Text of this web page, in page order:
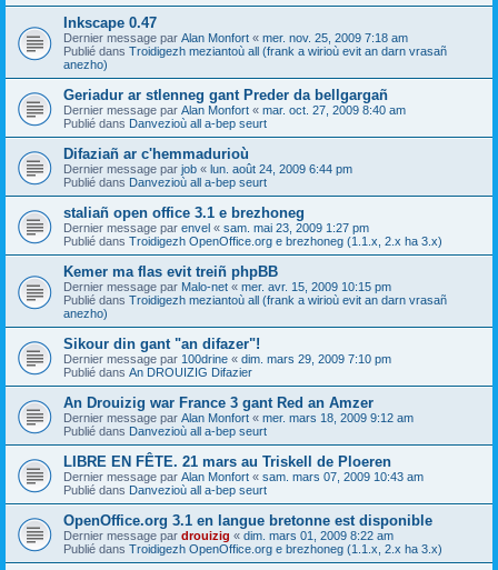
Inkscape 0.47
Dernier message par Alan Monfort « mer. nov. 25, 2009 7:18 am
Publié dans Troidigezh meziantoù all (frank a wirioù evit an darn vrasañ
anezho)
Geriadur ar stlenneg gant Preder da bellgargañ
Dernier message par Alan Monfort « mar. oct. 27, 2009 8:40 am
Publié dans Danvezioù all a-bep seurt
Difaziañ ar c'hemmadurioù
Dernier message par job « lun. août 24, 2009 6:44 pm
Publié dans Danvezioù all a-bep seurt
staliañ open office 3.1 e brezhoneg
Dernier message par envel « sam. mai 23, 2009 1:27 pm
Publié dans Troidigezh OpenOffice.org e brezhoneg (1.1.x, 2.x ha 3.x)
Kemer ma flas evit treiñ phpBB
Dernier message par Malo-net « mer. avr. 15, 2009 10:15 pm
Publié dans Troidigezh meziantoù all (frank a wirioù evit an darn vrasañ
anezho)
Sikour din gant "an difazer"!
Dernier message par 100drine « dim. mars 29, 2009 7:10 pm
Publié dans An DROUIZIG Difazier
An Drouizig war France 3 gant Red an Amzer
Dernier message par Alan Monfort « mer. mars 18, 2009 9:12 am
Publié dans Danvezioù all a-bep seurt
LIBRE EN FÊTE. 21 mars au Triskell de Ploeren
Dernier message par Alan Monfort « sam. mars 07, 2009 10:43 am
Publié dans Danvezioù all a-bep seurt
OpenOffice.org 3.1 en langue bretonne est disponible
Dernier message par drouizig « dim. mars 01, 2009 8:22 am
Publié dans Troidigezh OpenOffice.org e brezhoneg (1.1.x, 2.x ha 3.x)